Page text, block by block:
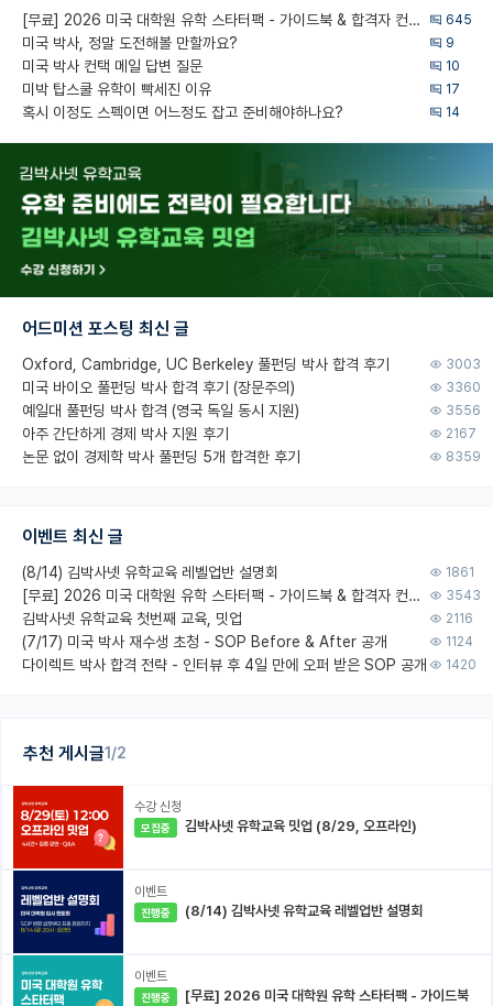
추천 게시글1/2
수강 신청
모집중 김박사넷 유학교육 밋업 (8/29, 오프라인)
이벤트
진행중 (8/14) 김박사넷 유학교육 레벨업반 설명회
이벤트
진행중
[무료] 2026 미국 대학원 유학 스타터팩 - 가이드북 & 합격자 컨택메일 템플릿 645
미국 박사, 정말 도전해볼 만할까요? 9
미국 박사 컨택 메일 답변 질문 10
미박 탑스쿨 유학이 빡세진 이유 17
혹시 이정도 스펙이면 어느정도 잡고 준비해야하나요? 14
어드미션 포스팅 최신 글
Oxford, Cambridge, UC Berkeley 풀펀딩 박사 합격 후기 3003
미국 바이오 풀펀딩 박사 합격 후기 (장문주의) 3360
예일대 풀펀딩 박사 합격 (영국 독일 동시 지원) 3556
아주 간단하게 경제 박사 지원 후기 2167
논문 없이 경제학 박사 풀펀딩 5개 합격한 후기 8359
이벤트 최신 글
(8/14) 김박사넷 유학교육 레벨업반 설명회 1861
[무료] 2026 미국 대학원 유학 스타터팩 - 가이드북 & 합격자 컨택메일 템플릿 3543
김박사넷 유학교육 첫번째 교육, 밋업 2116
(7/17) 미국 박사 재수생 초청 - SOP Before & After 공개 1124
다이렉트 박사 합격 전략 - 인터뷰 후 4일 만에 오퍼 받은 SOP 공개 1420